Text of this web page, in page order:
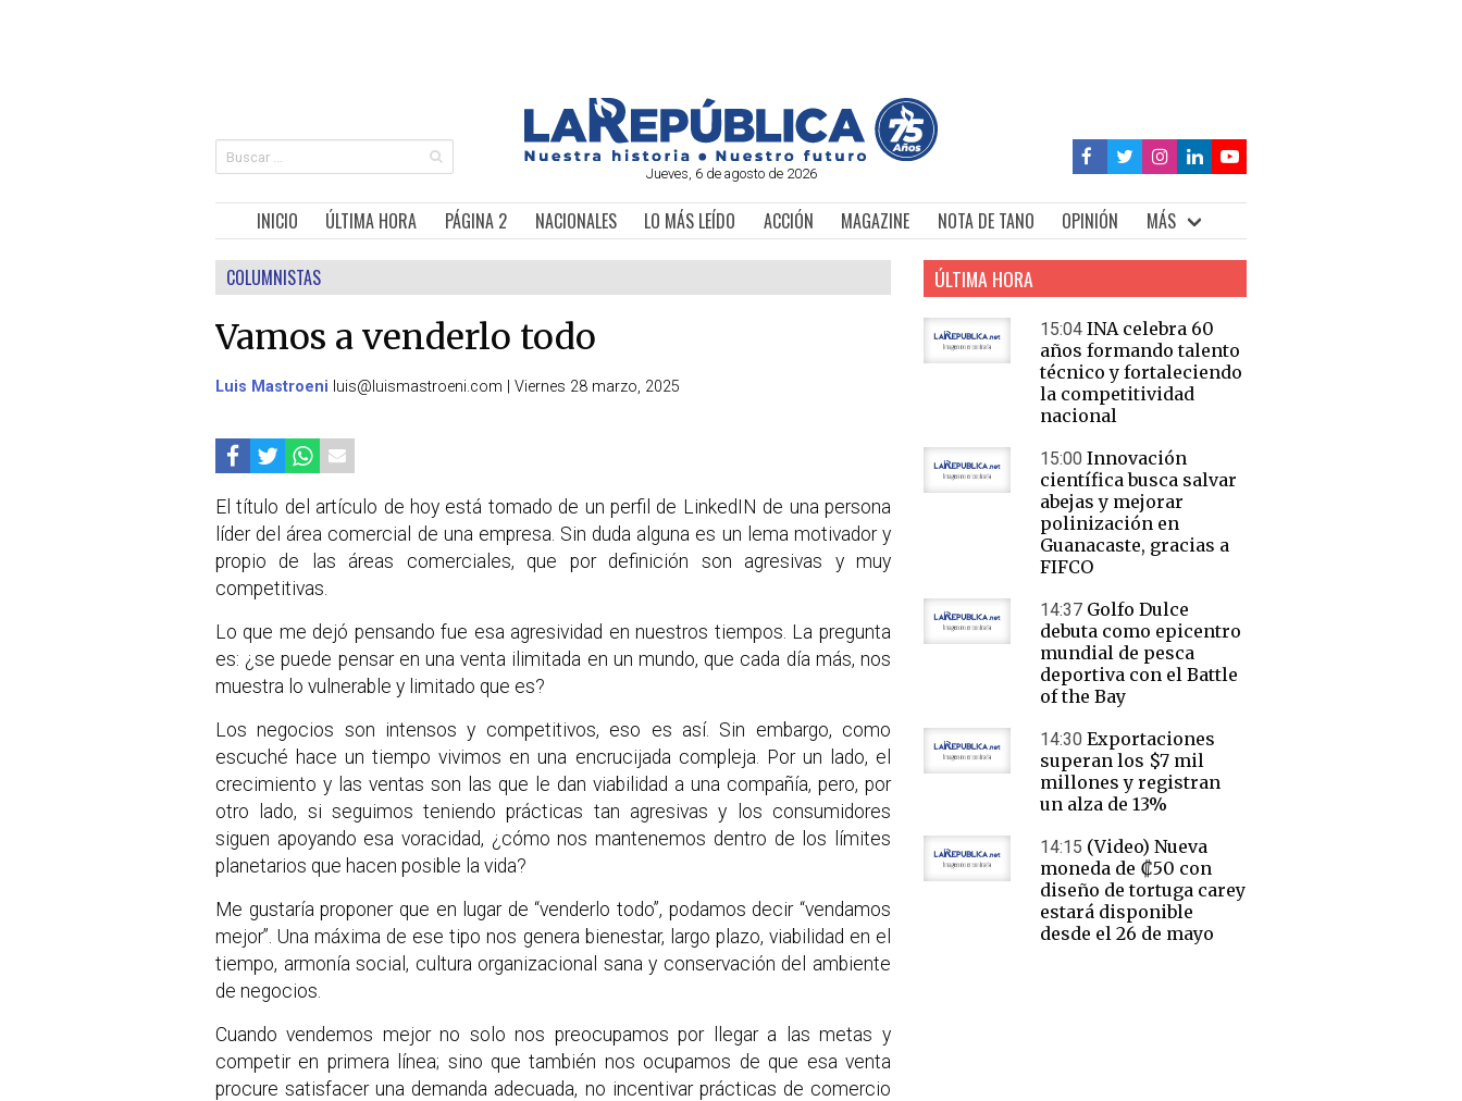
Jueves, 6 de agosto de 2026
INICIO ÚLTIMA HORA PÁGINA 2 NACIONALES LO MÁS LEÍDO ACCIÓN MAGAZINE NOTA DE TANO OPINIÓN MÁS
COLUMNISTAS
Vamos a venderlo todo
Luis Mastroeni luis@luismastroeni.com Viernes 28 marzo, 2025
El título del artículo de hoy está tomado de un perfil de LinkedIN de una persona
líder del área comercial de una empresa. Sin duda alguna es un lema motivador y
propio de las áreas comerciales, que por definición son agresivas y muy
competitivas.
Lo que me dejó pensando fue esa agresividad en nuestros tiempos. La pregunta
es: ¿se puede pensar en una venta ilimitada en un mundo, que cada día más, nos
muestra lo vulnerable y limitado que es?
Los negocios son intensos y competitivos, eso es así. Sin embargo, como
escuché hace un tiempo vivimos en una encrucijada compleja. Por un lado, el
crecimiento y las ventas son las que le dan viabilidad a una compañía, pero, por
otro lado, si seguimos teniendo prácticas tan agresivas y los consumidores
siguen apoyando esa voracidad, ¿cómo nos mantenemos dentro de los límites
planetarios que hacen posible la vida?
Me gustaría proponer que en lugar de “venderlo todo”, podamos decir “vendamos
mejor”. Una máxima de ese tipo nos genera bienestar, largo plazo, viabilidad en el
tiempo, armonía social, cultura organizacional sana y conservación del ambiente
de negocios.
Cuando vendemos mejor no solo nos preocupamos por llegar a las metas y
competir en primera línea; sino que también nos ocupamos de que esa venta
procure satisfacer una demanda adecuada, no incentivar prácticas de comercio
ÚLTIMA HORA
15:04 INA celebra 60
años formando talento
técnico y fortaleciendo
la competitividad
nacional
15:00 Innovación
científica busca salvar
abejas y mejorar
polinización en
Guanacaste, gracias a
FIFCO
14:37 Golfo Dulce
debuta como epicentro
mundial de pesca
deportiva con el Battle
of the Bay
14:30 Exportaciones
superan los $7 mil
millones y registran
un alza de 13%
14:15 (Video) Nueva
moneda de ₡50 con
diseño de tortuga carey
estará disponible
desde el 26 de mayo